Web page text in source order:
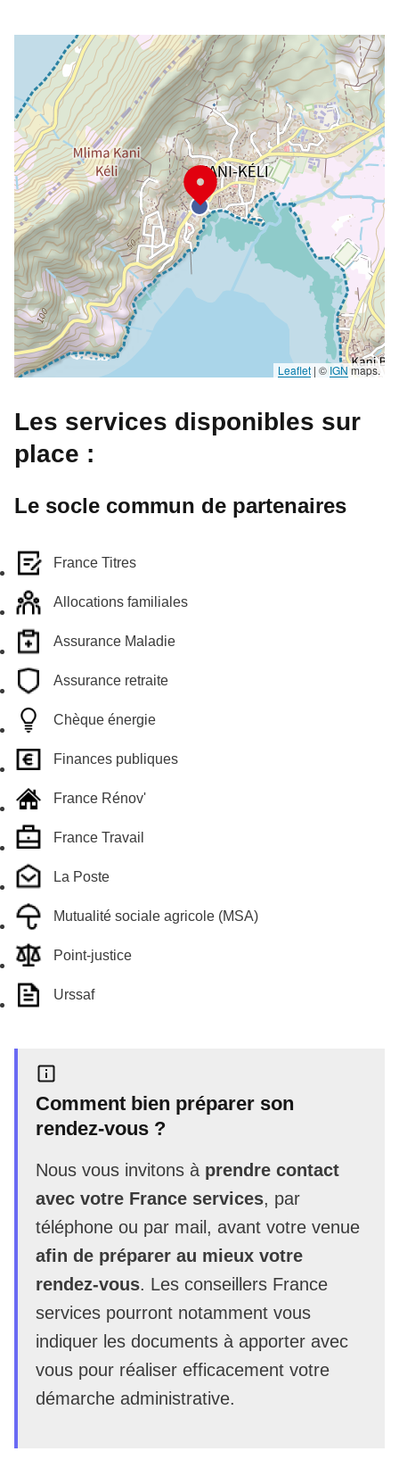
Leaflet | © IGNmaps.
Les services disponibles sur
place :
Le socle commun de partenaires
France Titres
Allocations familiales
Assurance Maladie
Assurance retraite
Chèque énergie
Finances publiques
France Rénov'
France Travail
La Poste
Mutualité sociale agricole (MSA)
Point-justice
Urssaf
Comment bien préparer son
rendez-vous ?
Nous vous invitons à prendre contact
avec votre France services, par
téléphone ou par mail, avant votre venue
afin de préparer au mieux votre
rendez-vous. Les conseillers France
services pourront notamment vous
indiquer les documents à apporter avec
vous pour réaliser efficacement votre
démarche administrative.